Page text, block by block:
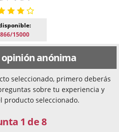
15000
opinión anónima
seleccionado, primero deberás
sobre tu experiencia y
producto seleccionado.
1 de 8